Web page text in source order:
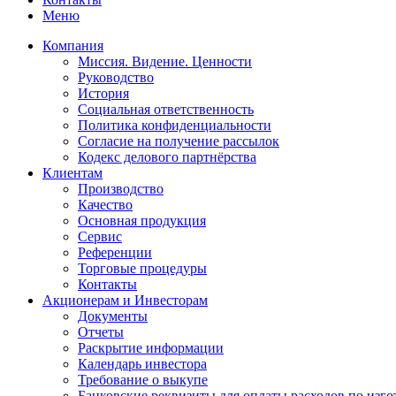
Меню
Компания
Миссия. Видение. Ценности
Руководство
История
Социальная ответственность
Политика конфиденциальности
Согласие на получение рассылок
Кодекс делового партнёрства
Клиентам
Производство
Качество
Основная продукция
Сервис
Референции
Торговые процедуры
Контакты
Акционерам и Инвесторам
Документы
Отчеты
Раскрытие информации
Календарь инвестора
Требование о выкупе